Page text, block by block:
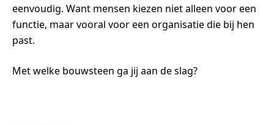
eenvoudig. Want mensen kiezen niet alleen voor een
functie, maar vooral voor een organisatie die bij hen
past.
Met welke bouwsteen ga jij aan de slag?